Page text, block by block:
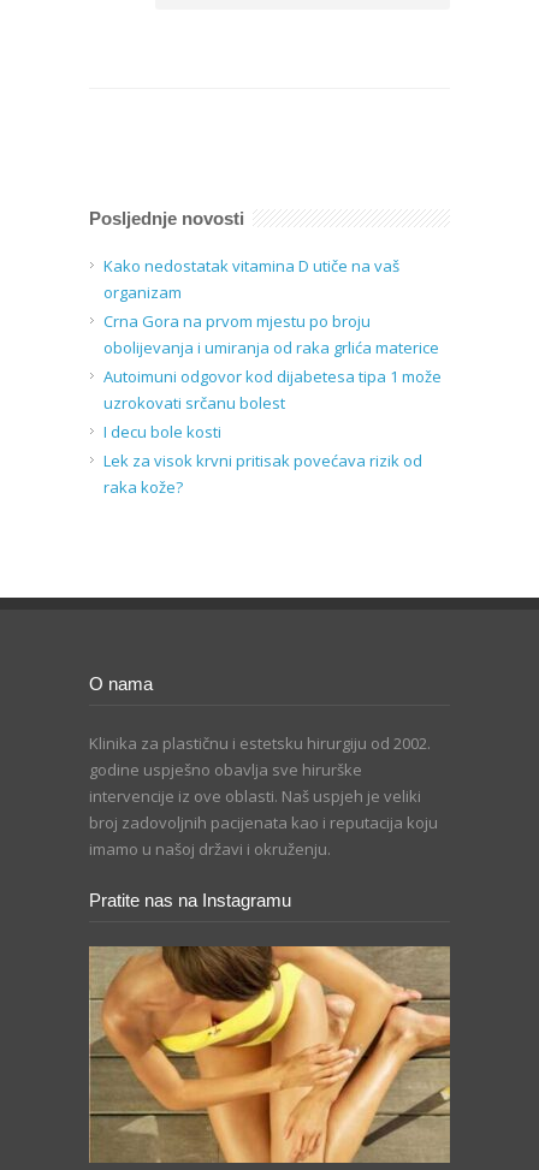
Posljednje novosti
Kako nedostatak vitamina D utiče na vaš
organizam
Crna Gora na prvom mjestu po broju
obolijevanja i umiranja od raka grlića materice
Autoimuni odgovor kod dijabetesa tipa 1 može
uzrokovati srčanu bolest
I decu bole kosti
Lek za visok krvni pritisak povećava rizik od
raka kože?
O nama
Klinika za plastičnu i estetsku hirurgiju od 2002.
godine uspješno obavlja sve hirurške
intervencije iz ove oblasti. Naš uspjeh je veliki
broj zadovoljnih pacijenata kao i reputacija koju
imamo u našoj državi i okruženju.
Pratite nas na Instagramu